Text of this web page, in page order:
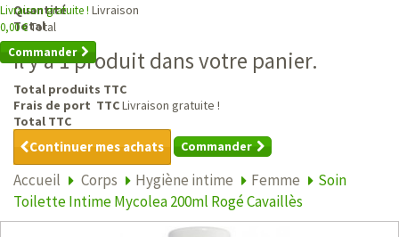
Livraison gratuite ! Livraison
0,00 €Total
Commander
Quantité
Total
Il y a 1 produit dans votre panier.
Total produits TTC
Frais de port TTCLivraison gratuite !
Total TTC
Continuer mes achats Commander
Accueil Corps Hygiène intime Femme
Soin
Toilette Intime Mycolea 200ml Rogé Cavaillès